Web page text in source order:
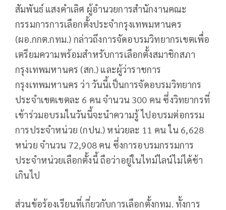
สัมพันธ์ แสงคำเลิศ ผู้อำนวยการสำนักงานคณะ
กรรมการการเลือกตั้งประจำกรุงเทพมหานคร
(ผอ.กกต.กทม.) กล่าวถึงการจัดอบรมวิทยากรเขตเพื่อ
เตรียมความพร้อมสำหรับการเลือกตั้งสมาชิกสภา
กรุงเทพมหานคร (สก.) และผู้ว่าราชการ
กรุงเทพมหานคร ว่า วันนี้เป็นการจัดอบรมวิทยากร
ประจำเขตเขตละ 6 คน จำนวน 300 คน ซึ่งวิทยากรที่
เข้าร่วมอบรมในวันนี้จะนำความรู้ ไปอบรมต่อกรรม
การประจำหน่วย (กปน.) หน่วยละ 11 คน ใน 6,628
หน่วย จำนวน 72,908 คน ซึ่งการอบรมกรรมการ
ประจำหน่วยเลือกตั้งนี้ ถือว่าอยู่ในไทม์ไลน์ไม่ได้ช้า
เกินไป
ส่วนข้อร้องเรียนที่เกี่ยวกับการเลือกตั้งกทม. ทั้งการ